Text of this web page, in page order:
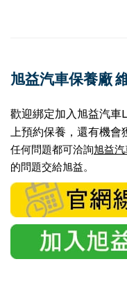
旭益汽車保養廠
歡迎綁定加入旭益汽車
上預約保養，還有機會
任何問題都可洽詢旭益
的問題交給旭益。